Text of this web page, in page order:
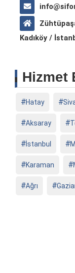
Kadıköy /
Hizmet
Hatay
Aksaray
İstanbul
Karaman
Ağrı